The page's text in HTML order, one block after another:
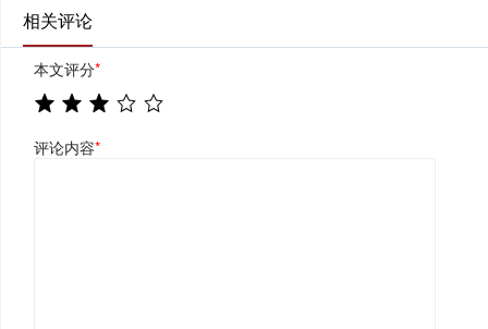
相关评论
本文评分*
评论内容*